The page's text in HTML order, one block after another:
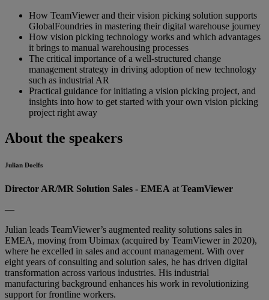
How TeamViewer and their vision picking solution supports
GlobalFoundries in mastering their digital warehouse journey
How vision picking technology works and which advantages
it brings to manual warehousing processes
The critical importance of a well-structured change
management strategy in driving adoption of new technology
such as industrial AR
Practical guidance for initiating a vision picking project, and
insights into how to get started with your own vision picking
project right away
About the speakers
Julian Doelfs
Director AR/MR Solution Sales - EMEA at TeamViewer
—
Julian leads TeamViewer’s augmented reality solutions sales in
EMEA, moving from Ubimax (acquired by TeamViewer in 2020),
where he excelled in sales and account management. With over
eight years of consulting and solution sales, he has driven digital
transformation across various industries. His industrial
manufacturing background enhances his work in revolutionizing
support for frontline workers.